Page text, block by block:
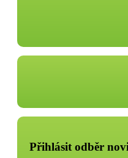
Přihlásit odběr